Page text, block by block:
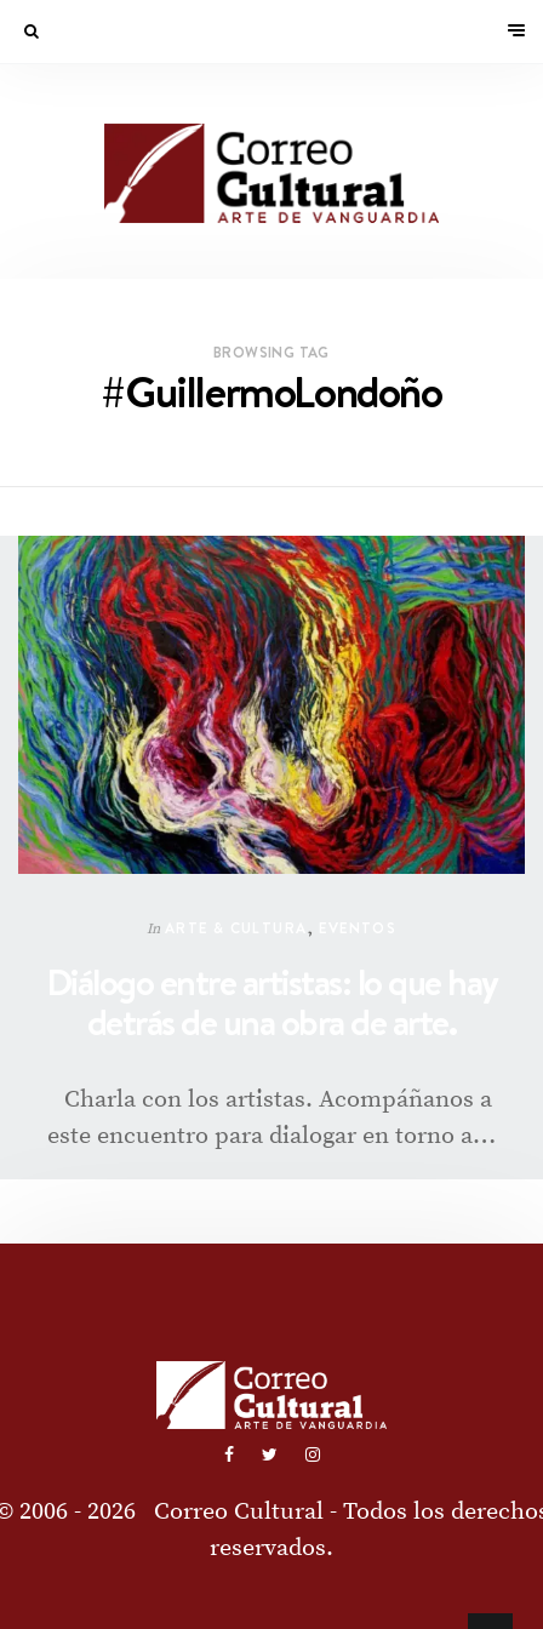
BROWSING TAG
#GuillermoLondoño
In ,
Charla con los artistas. Acompáñanos a
este encuentro para dialogar en torno a…
2006 - 2026 Correo Cultural - Todos los
reservados.